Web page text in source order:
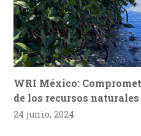
WRI México:
de los recursos
24 junio, 2024